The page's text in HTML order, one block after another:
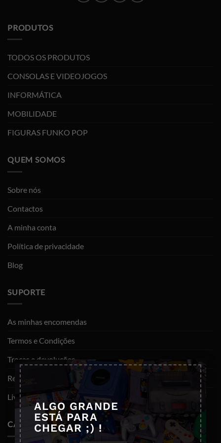
ALGO GRANDE
ESTÁ PARA
CHEGAR ;) !
×
PRODUTOS
TODOS OS PRODUTOS
CONSOLAS E VIDEOJOGOS
INFORMÁTICA
MOBILIDADE
FIGURAS FUNKO POP
QUEM SOMOS
Sobre nós
Contactos
A minha conta
Política de privacidade
Blog
SUPORTE
As minhas encomendas
Termos e Condições
Trocas e devoluções
Resolução de litígios
Livro de reclamações
CATEGORIAS